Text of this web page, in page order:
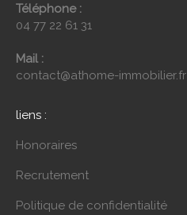
Téléphone :
04 77 22 61 31
Mail :
contact@athome-immobilier.fr
liens :
Honoraires
Recrutement
Politique de confidentialité